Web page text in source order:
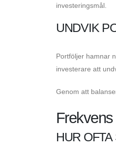
investeringsmål.
UNDVIK
Portföljer hamnar
investerare att
Genom att
HUR